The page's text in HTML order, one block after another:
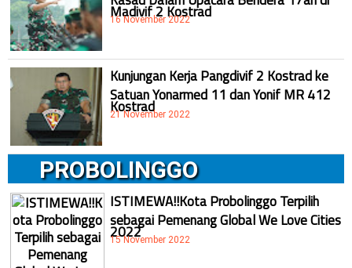
Madivif 2 Kostrad
16 November 2022
Kunjungan Kerja Pangdivif 2 Kostrad ke
Satuan Yonarmed 11 dan Yonif MR 412
Kostrad
21 November 2022
PROBOLINGGO
ISTIMEWA!!Kota Probolinggo Terpilih
sebagai Pemenang Global We Love Cities
2022
15 November 2022